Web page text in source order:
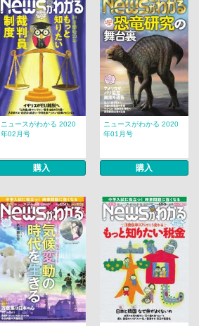
ニュースがわかる 2020
年02月号
購入
ニュースがわかる 2020
年01月号
購入